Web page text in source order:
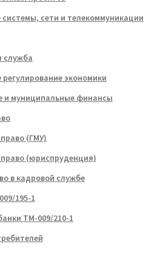
сети и телекоммуникации
служба
регулирование экономики
и муниципальные финансы
(ГМУ)
(юриспруденция)
в кадровой службе
195-1
ТМ-009/210-1